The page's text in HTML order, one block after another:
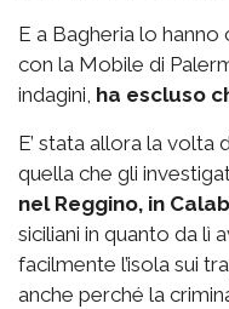
E a Bagheria lo
con la Mobile di
indagini, ha escluso
E’ stata allora la volta
quella che gli
nel Reggino, in
siciliani in quanto da lì
facilmente l’isola sui
anche perché la